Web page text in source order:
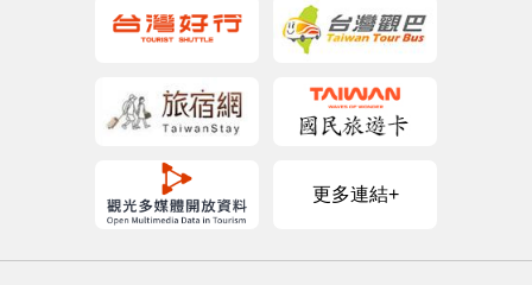
更多連結+